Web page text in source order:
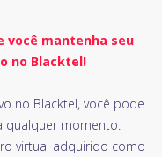
você mantenha seu
no Blacktel!
no Blacktel, você pode
qualquer momento.
virtual adquirido como